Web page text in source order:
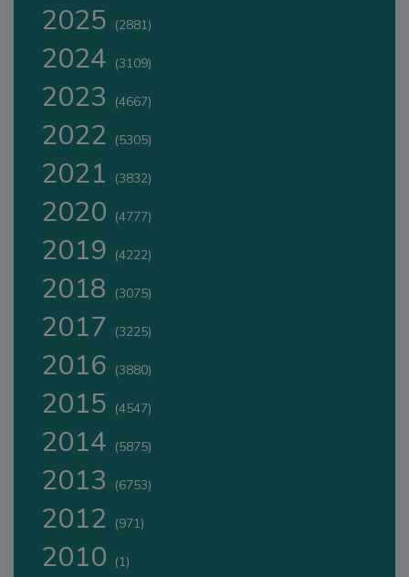
2025 (2881)
2024 (3109)
2023 (4667)
2022 (5305)
2021 (3832)
2020 (4777)
2019 (4222)
2018 (3075)
2017 (3225)
2016 (3880)
2015 (4547)
2014 (5875)
2013 (6753)
2012 (971)
2010 (1)